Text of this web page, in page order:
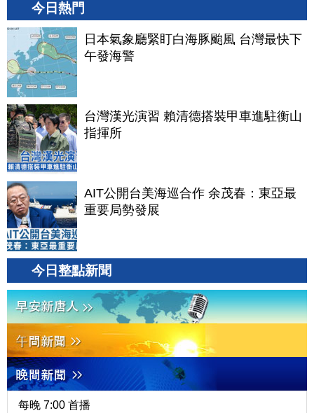
今日熱門
日本氣象廳緊盯白海豚颱風 台灣最快下
午發海警
台灣漢光演習 賴清德搭裝甲車進駐衡山
指揮所
AIT公開台美海巡合作 余茂春：東亞最
重要局勢發展
今日整點新聞
每晚 7:00 首播